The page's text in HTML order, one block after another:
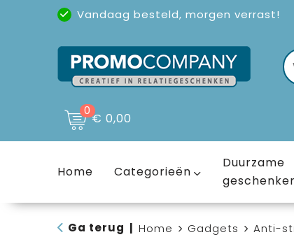
Vandaag besteld, morgen verrast!
Uitstekende reviews(4,6/5)
0€ 0,00
Home Categorieën
Duurzame
Ga terug Home Gadgets Anti-